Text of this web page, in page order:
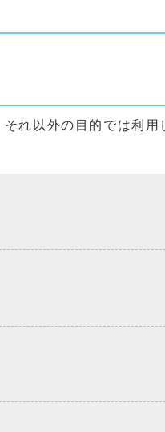
れ以外の目的では利用